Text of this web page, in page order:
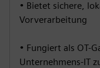
• Bietet sichere,
Vorverarbeitung
• Fungiert als OT-
Unternehmens-IT